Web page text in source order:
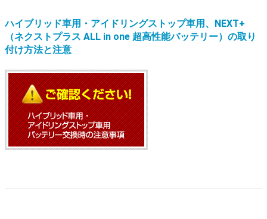
ハイブリッド車用・アイドリングストップ車用、NEXT+
（ネクストプラス ALL in one 超高性能バッテリー）の取り
付け方法と注意